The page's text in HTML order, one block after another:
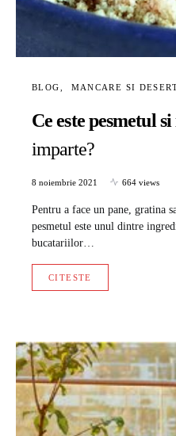
BLOG MANCARE SI
Ce este pesmetul
imparte?
8 noiembrie 2021 664 views
Pentru a face un pane, gratina
pesmetul este unul dintre
bucatariilor…
CITESTE